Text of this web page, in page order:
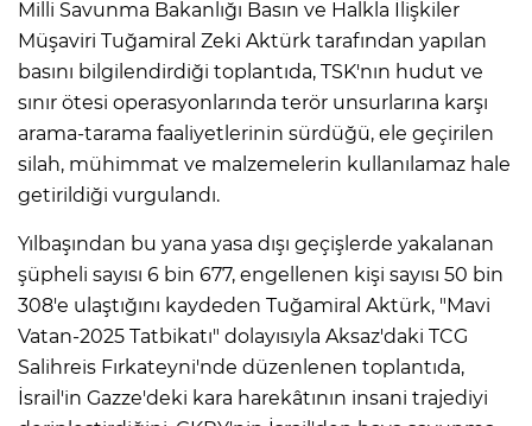
Milli Savunma Bakanlığı Basın ve Halkla İlişkiler
Müşaviri Tuğamiral Zeki Aktürk tarafından yapılan
basını bilgilendirdiği toplantıda, TSK'nın hudut ve
sınır ötesi operasyonlarında terör unsurlarına karşı
arama-tarama faaliyetlerinin sürdüğü, ele geçirilen
silah, mühimmat ve malzemelerin kullanılamaz hale
getirildiği vurgulandı.
Yılbaşından bu yana yasa dışı geçişlerde yakalanan
şüpheli sayısı 6 bin 677, engellenen kişi sayısı 50 bin
308'e ulaştığını kaydeden Tuğamiral Aktürk, "Mavi
Vatan-2025 Tatbikatı" dolayısıyla Aksaz'daki TCG
Salihreis Fırkateyni'nde düzenlenen toplantıda,
İsrail'in Gazze'deki kara harekâtının insani trajediyi